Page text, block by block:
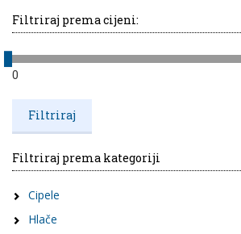
Filtriraj prema cijeni:
0
Filtriraj prema kategoriji
Cipele
Hlače